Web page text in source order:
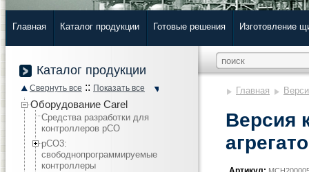
Главная Каталог продукции Готовые решения Изготовление
Каталог продукции
Свернуть все :: Показать все
Оборудование Carel
Средства разработки для
контроллеров pCO
pCO3:
cвободнопрограммируемые
контроллеры
Главная
Версия